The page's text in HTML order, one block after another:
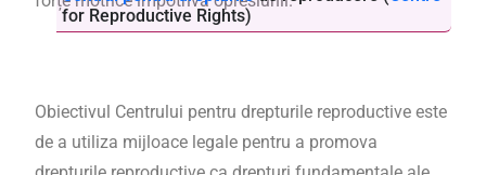
for Reproductive Rights)
Obiectivul Centrului pentru drepturile reproductive este
de a utiliza mijloace legale pentru a promova